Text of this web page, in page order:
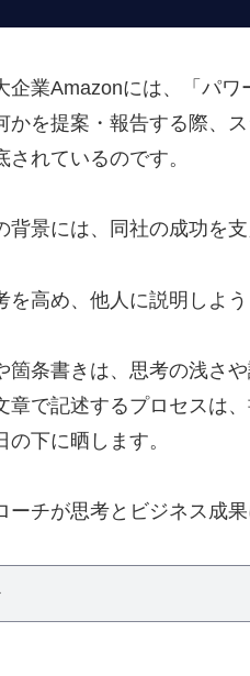
企業Amazonには、「パ
かを提案・報告する際、ス
されているのです。
背景には、同社の成功を
を高め、他人に説明しよ
箇条書きは、思考の浅さ
章で記述するプロセスは
の下に晒します。
ーチが思考とビジネス成